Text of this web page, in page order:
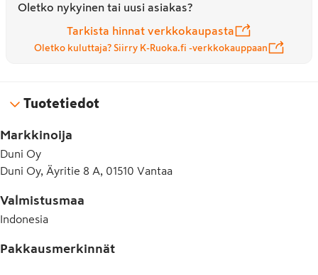
Oletko nykyinen tai uusi asiakas?
Tarkista hinnat verkkokaupasta
Oletko kuluttaja? Siirry K-Ruoka.fi -verkkokauppaan
Tuotetiedot
Markkinoija
Duni Oy
Duni Oy, Äyritie 8 A, 01510 Vantaa
Valmistusmaa
Indonesia
Pakkausmerkinnät